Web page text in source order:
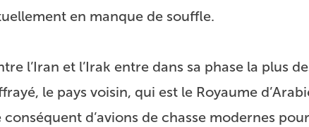
en manque de souffle.
l’Iran et l’Irak entre dans sa phase la plus
le pays voisin, qui est le Royaume
d’avions de chasse modernes